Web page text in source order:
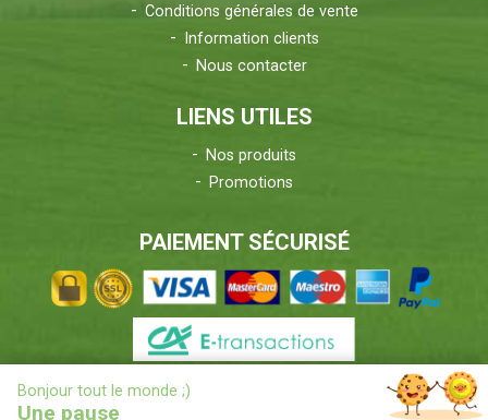
Conditions générales de vente
Information clients
Nous contacter
LIENS UTILES
Nos produits
Promotions
PAIEMENT SÉCURISÉ
INFORMATIONS LIVRAISONS
X
Bonjour tout le monde ;)
Une pause